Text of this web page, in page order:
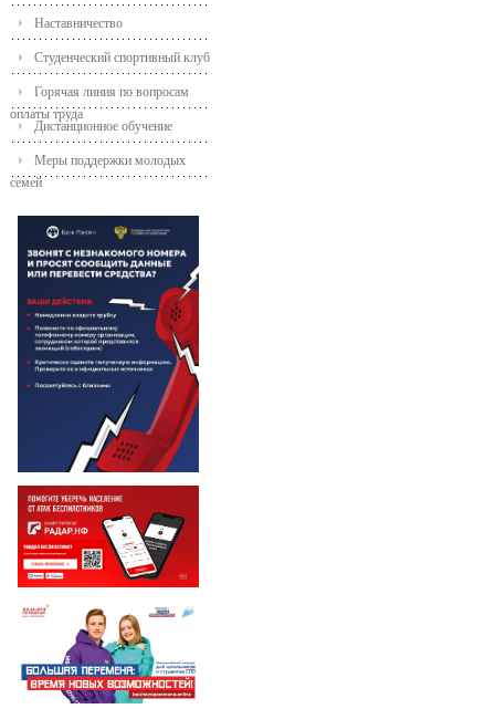
Наставничество
Студенческий спортивный клуб
Горячая линия по вопросам
оплаты труда
Дистанционное обучение
Меры поддержки молодых
семей